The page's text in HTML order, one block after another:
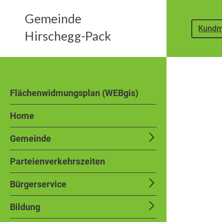
Gemeinde
Hirschegg-Pack
Flächenwidmungsplan (WEBgis)
Home
Gemeinde
Parteienverkehrszeiten
Bürgerservice
Bildung